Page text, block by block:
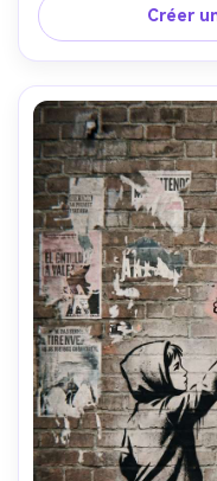
traces de peinture
déchirés,
composition
puissante et pleine
d'œuvre, objectif
profonde,
Créer